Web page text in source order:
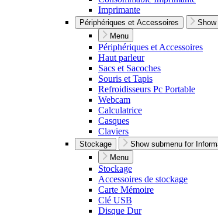
Imprimante
Périphériques et Accessoires
Menu
Périphériques et Accessoires
Haut parleur
Sacs et Sacoches
Souris et Tapis
Refroidisseurs Pc Portable
Webcam
Calculatrice
Casques
Claviers
Stockage
Show submenu for
Menu
Stockage
Accessoires de stockage
Carte Mémoire
Clé USB
Disque Dur